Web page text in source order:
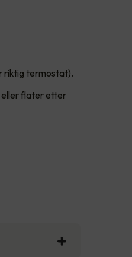
riktig termostat).
eller flater etter